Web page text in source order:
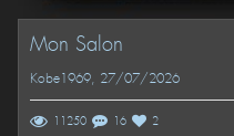
Mon Salon
Kobe1969, 27/07/2026
11250 16 2